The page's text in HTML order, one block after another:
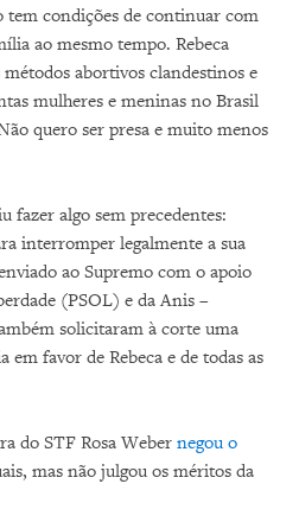
tem condições de continuar com
ao mesmo tempo. Rebeca
abortivos clandestinos e
mulheres e meninas no Brasil
quero ser presa e muito menos
fazer algo sem precedentes:
interromper legalmente a sua
ao Supremo com o apoio
(PSOL) e da Anis –
solicitaram à corte uma
em favor de Rebeca e de todas as
do STF Rosa Weber negou o
mas não julgou os méritos da